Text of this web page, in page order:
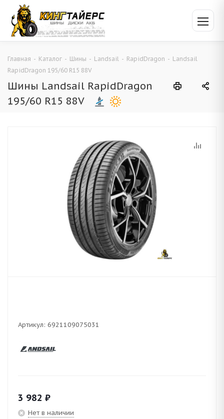
Главная - Каталог - Шины - Landsail - RapidDragon - Landsail
RapidDragon 195/60 R15 88V
Шины Landsail RapidDragon
195/60 R15 88V
Артикул: 6921109075031
3 982 ₽
Нет в наличии